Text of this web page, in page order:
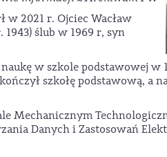
w 2021 r. Ojciec Wacław
ślub w 1969 r, syn
w szkole podstawowej w
szkołę podstawową, a
Mechanicznym
Danych i Zastosowań